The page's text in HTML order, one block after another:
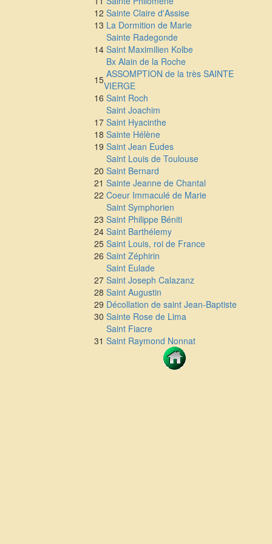
12 Sainte Claire d'Assise
13 La Dormition de Marie
Sainte Radegonde
14Saint Maximilien Kolbe
Bx Alain de la Roche
15 ASSOMPTION de la très SAINTE
VIERGE
16 Saint Roch
Saint Joachim
17Saint Hyacinthe
18 Sainte Hélène
19 Saint Jean Eudes
Saint Louis de Toulouse
20 Saint Bernard
21 Sainte Jeanne de Chantal
22 Coeur Immaculé de Marie
Saint Symphorien
23 Saint Philippe Béniti
24Saint Barthélemy
25Saint Louis, roi de France
26 Saint Zéphirin
Saint Eulade
27Saint Joseph Calazanz
28 Saint Augustin
29 Décollation de saint Jean-Baptiste
30 Sainte Rose de Lima
Saint Fiacre
31 Saint Raymond Nonnat